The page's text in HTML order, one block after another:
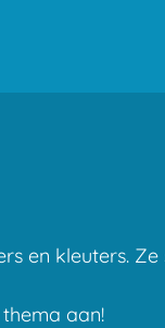
en kleuters. Ze
aan!